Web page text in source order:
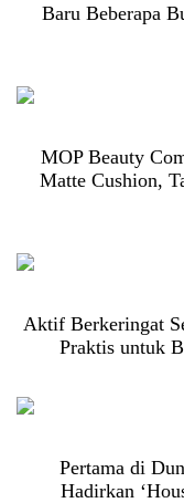
Baru Beberapa
MOP Beauty
Matte Cushion,
Aktif Berkeringat
Praktis untuk
Pertama di
Hadirkan